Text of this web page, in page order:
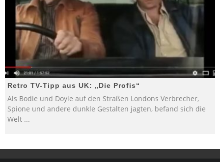
Retro TV-Tipp aus UK: „Die Profis“
Als Bodie und Doyle auf den Straßen Londons Verbrecher,
Spione und andere dunkle Gestalten jagten, befand sich die
Welt ...